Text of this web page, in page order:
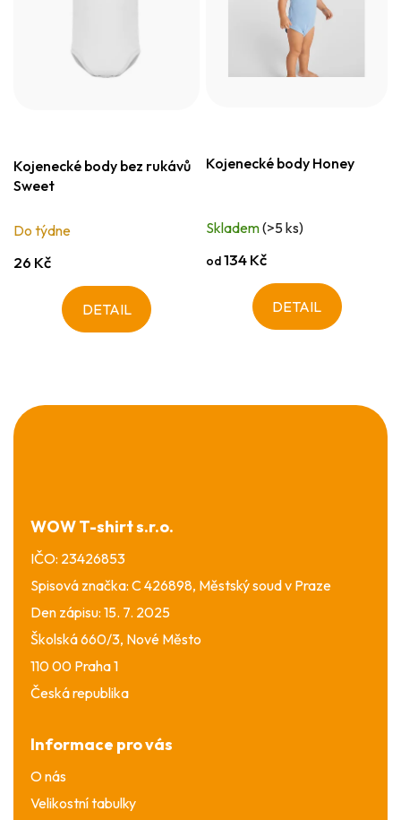
Kojenecké body bez rukávů
Sweet
Do týdne
26 Kč
DETAIL
Kojenecké body Honey
Skladem(>5 ks)
od134 Kč
DETAIL
Z
á
WOW T-shirt s.r.o.
IČO: 23426853
Spisová značka: C 426898, Městský soud v Praze
Den zápisu: 15. 7. 2025
Školská 660/3, Nové Město
110 00 Praha 1
Česká republika
Informace pro vás
O nás
Velikostní tabulky